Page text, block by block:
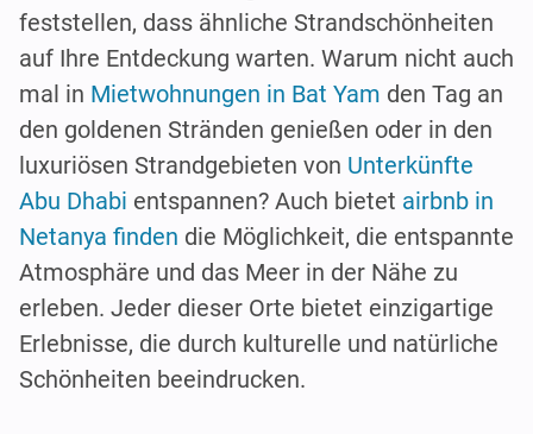
feststellen, dass ähnliche Strandschönheiten
auf Ihre Entdeckung warten. Warum nicht auch
mal in Mietwohnungen in Bat Yam den Tag an
den goldenen Stränden genießen oder in den
luxuriösen Strandgebieten von Unterkünfte
Abu Dhabi entspannen? Auch bietet airbnb in
Netanya finden die Möglichkeit, die entspannte
Atmosphäre und das Meer in der Nähe zu
erleben. Jeder dieser Orte bietet einzigartige
Erlebnisse, die durch kulturelle und natürliche
Schönheiten beeindrucken.